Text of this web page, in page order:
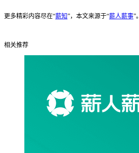
更多精彩内容尽在“薪知”，本文来源于“薪人薪事”。
相关推荐